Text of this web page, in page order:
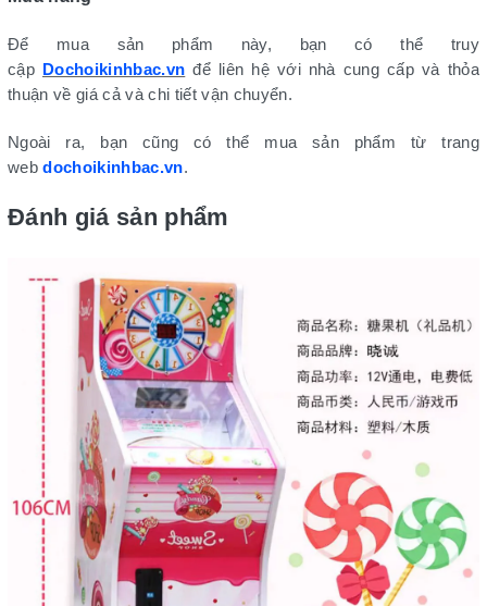
Để mua sản phẩm này, bạn có thể truy
cập Dochoikinhbac.vn để liên hệ với nhà cung cấp và thỏa
thuận về giá cả và chi tiết vận chuyển.
Ngoài ra, bạn cũng có thể mua sản phẩm từ trang
webdochoikinhbac.vn.
Đánh giá sản phẩm